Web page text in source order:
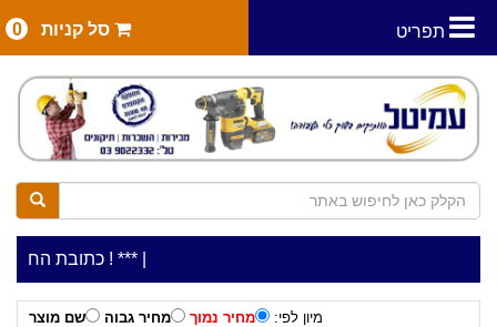
תפריט סל קניות 0
***כתובת החנות: רח' המלאכה 2, ביתן 8 ***כלי עבודה להשכרה בתעריף יומי משתלם ! ***
מיון לפי: מחיר נמוך מחיר גבוה
שם מוצר